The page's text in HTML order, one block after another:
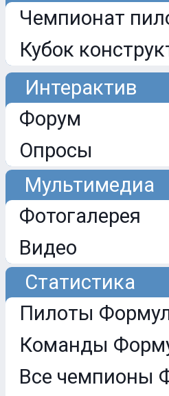
Чемпионат
Кубок
Интерактив
Форум
Опросы
Мультимедиа
Фотогалерея
Видео
Статистика
Пилоты
Команды
Все чемпионы